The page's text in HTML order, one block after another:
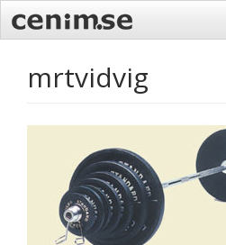
content
mrtvidvig